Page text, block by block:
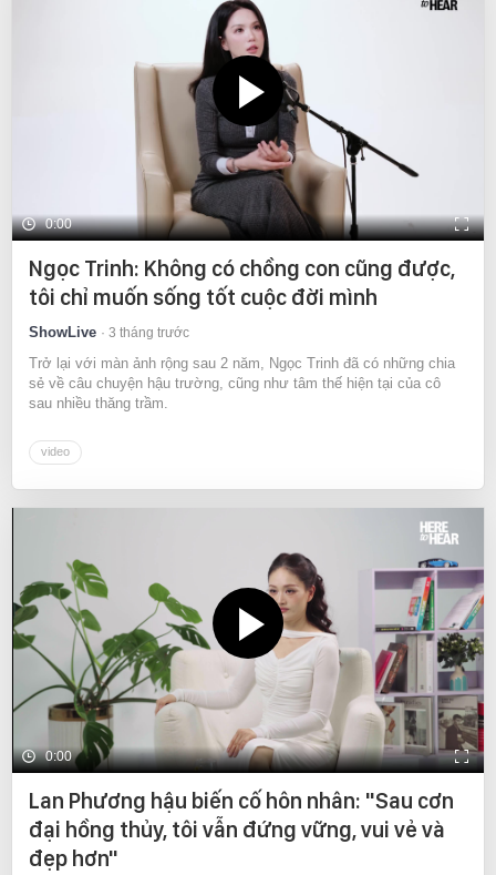
0:00
Ngọc Trinh: Không có chồng con cũng được,
tôi chỉ muốn sống tốt cuộc đời mình
ShowLive 3 tháng trước
Trở lại với màn ảnh rộng sau 2 năm, Ngọc Trinh đã có những chia
sẻ về câu chuyện hậu trường, cũng như tâm thế hiện tại của cô
sau nhiều thăng trầm.
video
0:00
Lan Phương hậu biến cố hôn nhân: "Sau cơn
đại hồng thủy, tôi vẫn đứng vững, vui vẻ và
đẹp hơn"